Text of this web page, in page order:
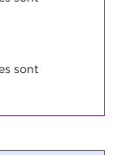
sont